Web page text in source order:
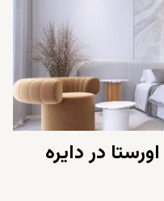
در دایره